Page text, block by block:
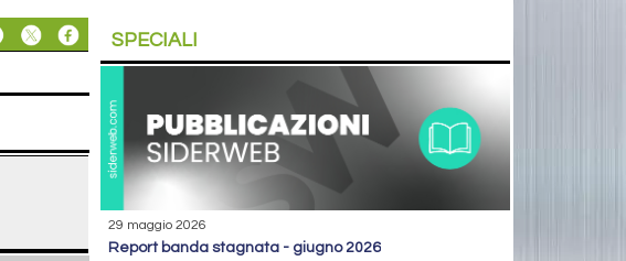
SPECIALI
29 maggio 2026
report banda stagnata - giugno 2026